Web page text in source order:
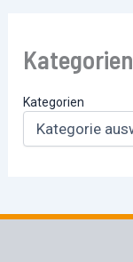
Kategorien
Kategorien